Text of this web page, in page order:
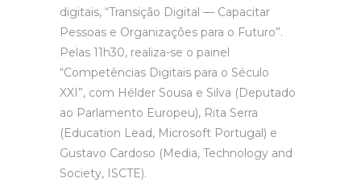
digitais, “Transição Digital — Capacitar
Pessoas e Organizações para o Futuro”.
Pelas 11h30, realiza-se o painel
“Competências Digitais para o Século
XXI”, com Hélder Sousa e Silva (Deputado
ao Parlamento Europeu), Rita Serra
(Education Lead, Microsoft Portugal) e
Gustavo Cardoso (Media, Technology and
Society, ISCTE).